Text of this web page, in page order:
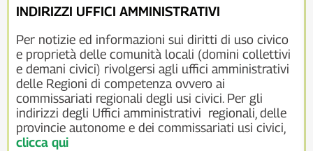
INDIRIZZI UFFICI AMMINISTRATIVI
Per notizie ed informazioni sui diritti di uso civico
e proprietà delle comunità locali (domini collettivi
e demani civici) rivolgersi agli uffici amministrativi
delle Regioni di competenza ovvero ai
commissariati regionali degli usi civici. Per gli
indirizzi degli Uffici amministrativi regionali, delle
provincie autonome e dei commissariati usi civici,
clicca qui